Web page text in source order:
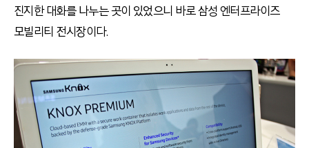
진지한 대화를 나누는 곳이 있었으니 바로 삼성 엔터프라이즈
모빌리티 전시장이다.